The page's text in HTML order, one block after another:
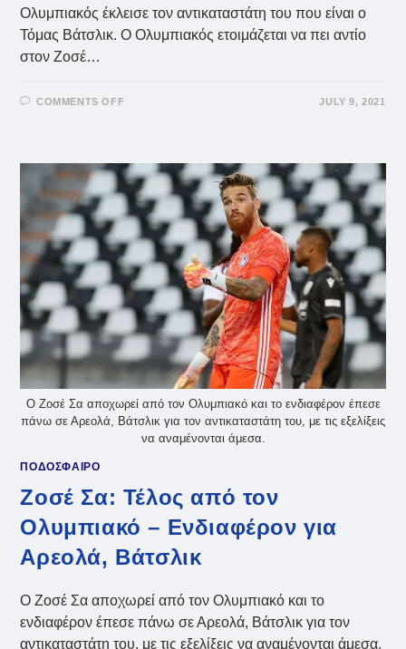
Ολυμπιακός έκλεισε τον αντικαταστάτη του που είναι ο
Τόμας Βάτσλικ. Ο Ολυμπιακός ετοιμάζεται να πει αντίο
στον Ζοσέ…
COMMENTS OFF
–
ΈΚΛΕΙΣΕ
ΒΆΤΣΛΙΚ
Ο
ΟΛΥΜΠΙΑΚΌΣ
JULY 9, 2021
Ο Ζοσέ Σα αποχωρεί από τον Ολυμπιακό και το ενδιαφέρον έπεσε
πάνω σε Αρεολά, Βάτσλικ για τον αντικαταστάτη του, με τις εξελίξεις
να αναμένονται άμεσα.
ΠΟΔΟΣΦΑΙΡΟ
Ζοσέ Σα: Τέλος από τον
Ολυμπιακό – Ενδιαφέρον για
Αρεολά, Βάτσλικ
Ο Ζοσέ Σα αποχωρεί από τον Ολυμπιακό και το
ενδιαφέρον έπεσε πάνω σε Αρεολά, Βάτσλικ για τον
αντικαταστάτη του, με τις εξελίξεις να αναμένονται άμεσα.